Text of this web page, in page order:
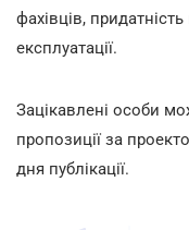
фахівців,
експлуатації.
Зацікавлені особи
пропозиції за
дня публікації.